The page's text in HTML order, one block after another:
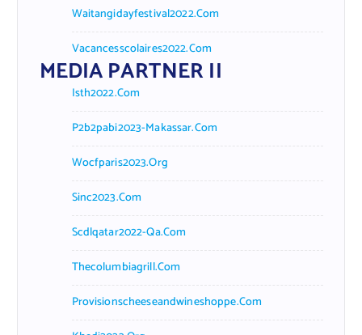
Waitangidayfestival2022.com
Vacancesscolaires2022.com
MEDIA PARTNER II
Isth2022.com
P2b2pabi2023-Makassar.com
Wocfparis2023.org
Sinc2023.com
Scdlqatar2022-Qa.com
Thecolumbiagrill.com
Provisionscheeseandwineshoppe.com